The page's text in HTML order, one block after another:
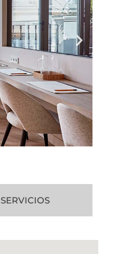
SERVICIOS